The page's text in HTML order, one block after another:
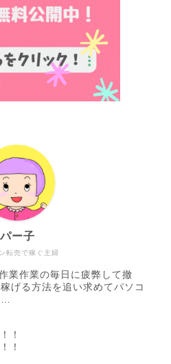
転売で稼ぐ主婦
パー子
業作業の毎日に疲弊して撤
げる方法を追い求めてパソコ
…
！
！